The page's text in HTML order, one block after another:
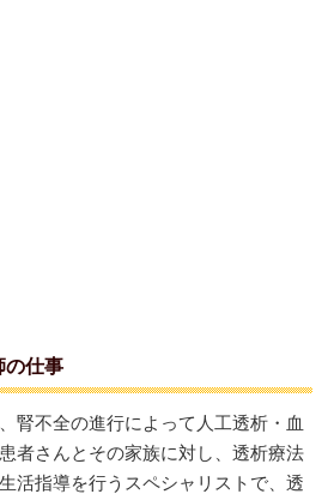
の仕事
腎不全の進行によって人工透析・血
者さんとその家族に対し、透析療法
活指導を行うスペシャリストで、透